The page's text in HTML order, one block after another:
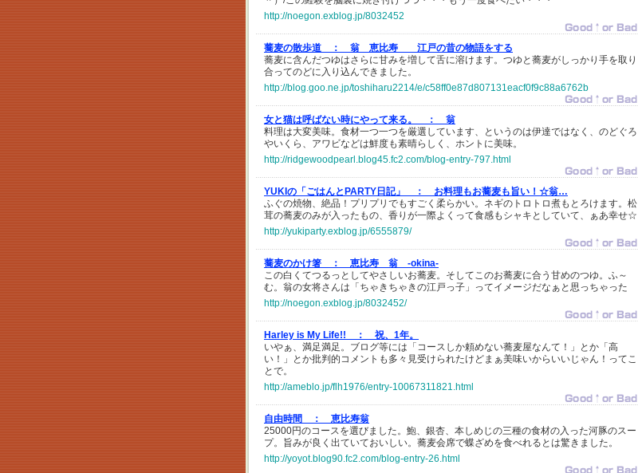
http://noegon.exblog.jp/8032452
蕎麦の散歩道 ：
翁 恵比寿 江戸の昔の物語をする
蕎麦に含んだつゆはさらに甘みを増して舌に溶けます。つゆと蕎麦がしっかり手を取り
合ってのどに入り込んできました。
http://blog.goo.ne.jp/toshiharu2214/e/c58ff0e87d807131eacf0f9c88a6762b
女と猫は呼ばない時にやって来る。 ：
翁
料理は大変美味。食材一つ一つを厳選しています、というのは伊達ではなく、のどぐろ
やいくら、アワビなどは鮮度も素晴らしく、ホントに美味。
http://ridgewoodpearl.blog45.fc2.com/blog-entry-797.html
YUKIの「ごはんとPARTY日記」 ：
お料理もお蕎麦も旨い！☆翁…
ふぐの焼物、絶品！プリプリでもすごく柔らかい。ネギのトロトロ煮もとろけます。松
茸の蕎麦のみが入ったもの、香りが一際よくって食感もシャキとしていて、ぁあ幸せ☆
http://yukiparty.exblog.jp/6555879/
蕎麦のかけ箸 ：
恵比寿 翁 -okina-
この白くてつるっとしてやさしいお蕎麦。そしてこのお蕎麦に合う甘めのつゆ。ふ～
む。翁の女将さんは「ちゃきちゃきの江戸っ子」ってイメージだなぁと思っちゃった
http://noegon.exblog.jp/8032452/
Harley is My Life!! ：
祝、1年。
いやぁ、満足満足。ブログ等には「コースしか頼めない蕎麦屋なんて！」とか「高
い！」とか批判的コメントも多々見受けられたけどまぁ美味いからいいじゃん！ってこ
とで。
http://ameblo.jp/flh1976/entry-10067311821.html
自由時間 ：
恵比寿翁
25000円のコースを選びました。鮑、銀杏、本しめじの三種の食材の入った河豚のスー
プ。旨みが良く出ていておいしい。蕎麦会席で蝶ざめを食べれるとは驚きました。
http://yoyot.blog90.fc2.com/blog-entry-26.html